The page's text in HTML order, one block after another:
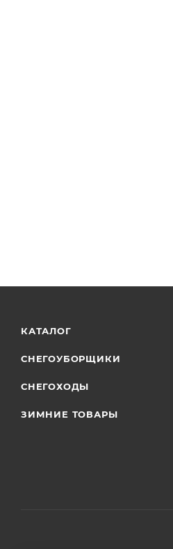
КАТАЛОГ
СНЕГОУБОРЩИКИ
СНЕГОХОДЫ
ЗИМНИЕ ТОВАРЫ